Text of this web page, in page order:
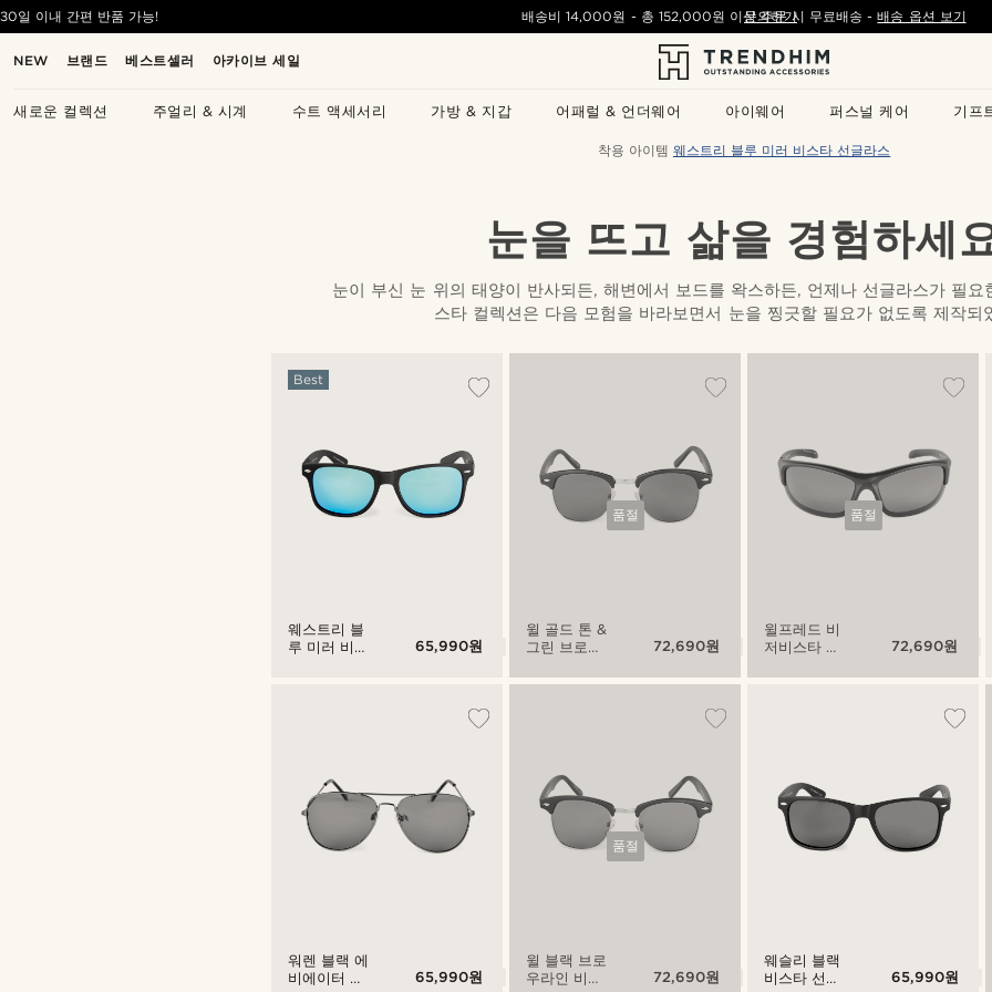
NEW 브랜드 베스트셀러 아카이브 세일
새로운 컬렉션 주얼리 & 시계 수트 액세서리 가방 & 지갑 어패럴 & 언더웨어 아이웨어 퍼스널 케어 기프
30일 이내 간편 반품 가능! 배송비14,000원 - 총 152,000원 이상 주문 시 무료배송- 배송 옵션 보기
문의하기
착용 아이템 웨스트리 블루 미러 비스타 선글라스
눈을 뜨고 삶을 경험하세
눈이 부신 눈 위의 태양이 반사되든, 해변에서 보드를 왁스하든, 언제나 선글라스가 필
스타 컬렉션은 다음 모험을 바라보면서 눈을 찡긋할 필요가 없도록 제작되
웨스트리 블
루 미러 비스
Best
65,990원
워렌 블랙 에
비에이터 비
65,990원
품절
윌 골드 톤 &
그린 브로우
선글라스
72,690원
품절
윌 블랙 브로
우라인 비스
72,690원
품절
윌프레드 비
저비스타 선
72,690원
웨슬리 블랙
비스타 선글
65,990원